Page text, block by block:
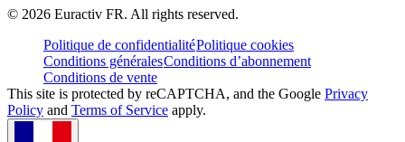
© 2026 Euractiv FR. All rights reserved.
Politique de confidentialitéPolitique cookies
Conditions généralesConditions d’abonnement
Conditions de vente
This site is protected by reCAPTCHA, and the Google Privacy
Policy and Terms of Service apply.